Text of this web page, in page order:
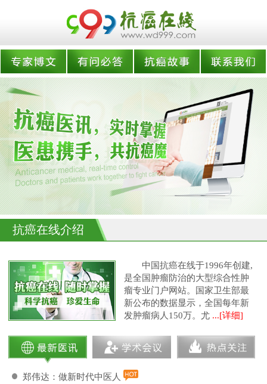
抗癌在线介绍
中国抗癌在线于1996年创建,
是全国肿瘤防治的大型综合性肿
瘤专业门户网站。国家卫生部最
新公布的数据显示，全国每年新
发肿瘤病人150万。尤 ...[详细]
郑伟达：做新时代中医人